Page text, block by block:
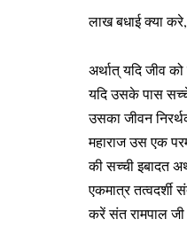
लाख बधाई क्या
अर्थात् यदि जीव
यदि उसके पास सच्चे
उसका जीवन
महाराज उस एक
की सच्ची इबादत
एकमात्र
करें संत रामपाल